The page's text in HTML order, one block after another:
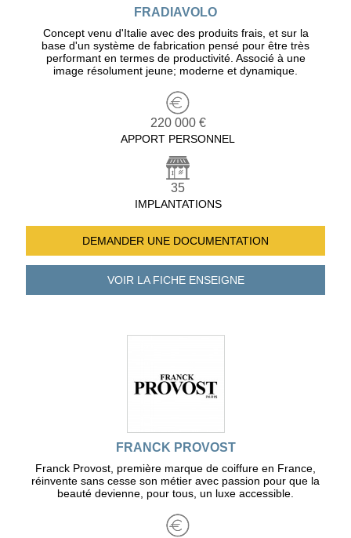
FRADIAVOLO
Concept venu d'Italie avec des produits frais, et sur la
base d'un système de fabrication pensé pour être très
performant en termes de productivité. Associé à une
image résolument jeune; moderne et dynamique.
220 000 €
APPORT PERSONNEL
35
IMPLANTATIONS
DEMANDER UNE DOCUMENTATION
VOIR LA FICHEENSEIGNE
FRANCK PROVOST
Franck Provost, première marque de coiffure en France,
réinvente sans cesse son métier avec passion pour que la
beauté devienne, pour tous, un luxe accessible.